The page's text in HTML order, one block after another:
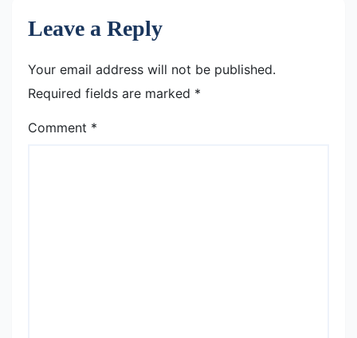
Leave a Reply
Your email address will not be published.
Required fields are marked *
Comment *